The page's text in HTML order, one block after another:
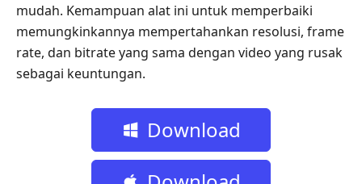
mudah. Kemampuan alat ini untuk memperbaiki
memungkinkannya mempertahankan resolusi, frame
rate, dan bitrate yang sama dengan video yang rusak
sebagai keuntungan.
Download
Gratis